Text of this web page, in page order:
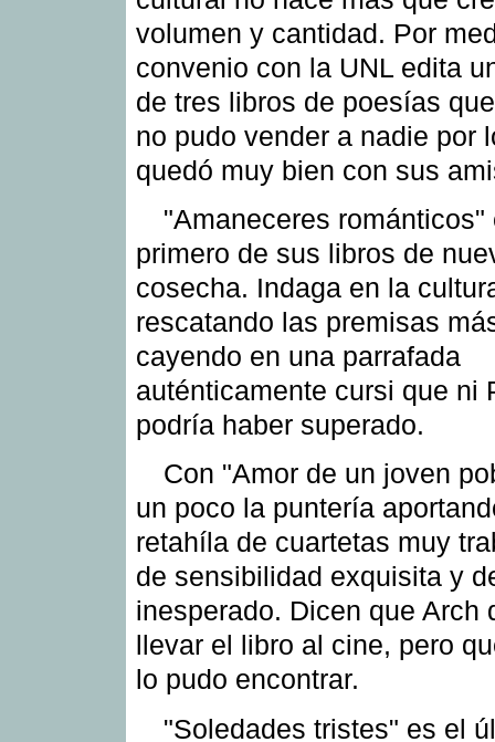
volumen y cantidad. Por
convenio con la UNL edita
de tres libros de poesías
no pudo vender a nadie por
quedó muy bien con sus
"Amaneceres románticos"
primero de sus libros de
cosecha. Indaga en la
rescatando las premisas
cayendo en una parrafada
auténticamente cursi que ni
podría haber superado.
Con "Amor de un joven
un poco la puntería
retahíla de cuartetas muy
de sensibilidad exquisita y
inesperado. Dicen que Arch
llevar el libro al cine, pero
lo pudo encontrar.
"Soledades tristes" es el